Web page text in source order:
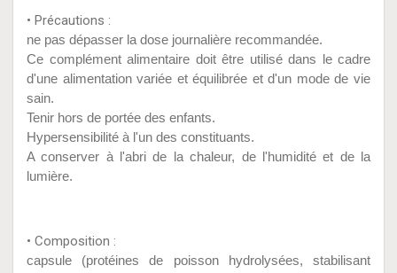
• Précautions :
ne pas dépasser la dose journalière recommandée.
Ce complément alimentaire doit être utilisé dans le cadre
d'une alimentation variée et équilibrée et d'un mode de vie
sain.
Tenir hors de portée des enfants.
Hypersensibilité à l'un des constituants.
A conserver à l'abri de la chaleur, de l'humidité et de la
lumière.
• Composition :
capsule (protéines de poisson hydrolysées, stabilisant